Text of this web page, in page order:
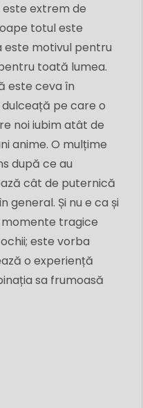
extrem de
totul este
este motivul pentru
toată lumea.
este ceva în
pe care o
noi iubim atât de
anime. O mulțime
după ce au
cât de puternică
general. Și nu e ca și
tragice
este vorba
o experiență
sa frumoasă